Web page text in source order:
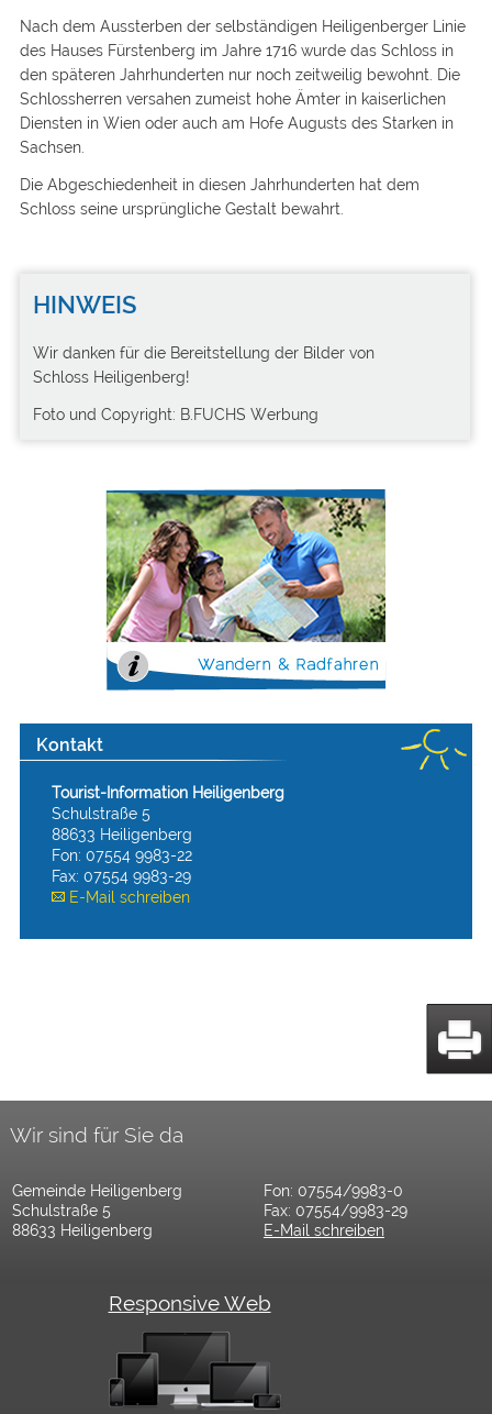
Nach dem Aussterben der selbständigen Heiligenberger Linie
des Hauses Fürstenberg im Jahre 1716 wurde das Schloss in
den späteren Jahrhunderten nur noch zeitweilig bewohnt. Die
Schlossherren versahen zumeist hohe Ämter in kaiserlichen
Diensten in Wien oder auch am Hofe Augusts des Starken in
Sachsen.
Die Abgeschiedenheit in diesen Jahrhunderten hat dem
Schloss seine ursprüngliche Gestalt bewahrt.
HINWEIS
Wir danken für die Bereitstellung der Bilder von
Schloss Heiligenberg!
Foto und Copyright: B.FUCHS Werbung
Kontakt
Tourist-Information Heiligenberg
Schulstraße 5
88633 Heiligenberg
Fon: 07554 9983-22
Fax: 07554 9983-29
E-Mail schreiben
Wir sind für Sie da
Gemeinde Heiligenberg
Fon: 07554/9983-0
Schulstraße 5
Fax: 07554/9983-29
88633 Heiligenberg
E-Mail schreiben
Responsive Web